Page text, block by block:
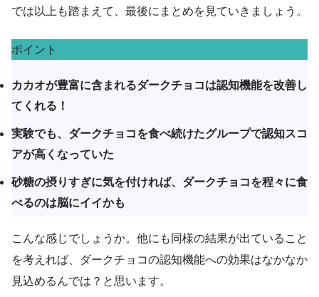
では以上も踏まえて、最後にまとめを見ていきましょう。
ポイント
カカオが豊富に含まれるダークチョコは認知機能を改善し
てくれる！
実験でも、ダークチョコを食べ続けたグループで認知スコ
アが高くなっていた
砂糖の摂りすぎに気を付ければ、ダークチョコを程々に食
べるのは脳にイイかも
こんな感じでしょうか。他にも同様の結果が出ていること
を考えれば、ダークチョコの認知機能への効果はなかなか
見込めるんでは？と思います。